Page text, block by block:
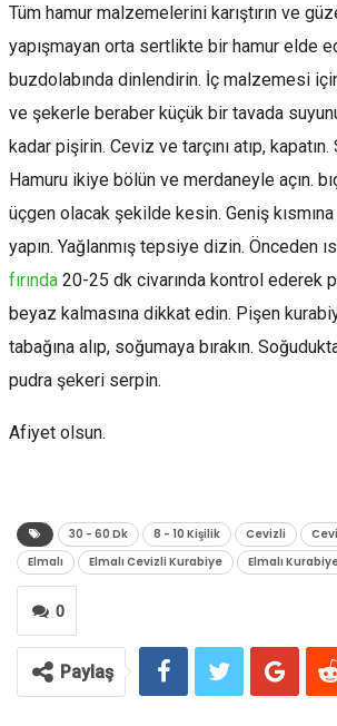
Tüm hamur malzemelerini karıştırın ve
yapışmayan orta sertlikte bir hamur elde
buzdolabında dinlendirin. İç malzemesi
ve şekerle beraber küçük bir tavada
kadar pişirin. Ceviz ve tarçını atıp, kapatın.
Hamuru ikiye bölün ve merdaneyle açın.
üçgen olacak şekilde kesin. Geniş
yapın. Yağlanmış tepsiye dizin. Önceden
fırında20-25 dk civarında kontrol ederek
beyaz kalmasına dikkat edin. Pişen
tabağına alıp, soğumaya bırakın.
pudra şekeri serpin.
Afiyet olsun.
30 - 60 Dk 8 - 10 Kişilik Cevizli
Elmalı
Elmalı Cevizli Kurabiye Elmalı
0
Paylaş